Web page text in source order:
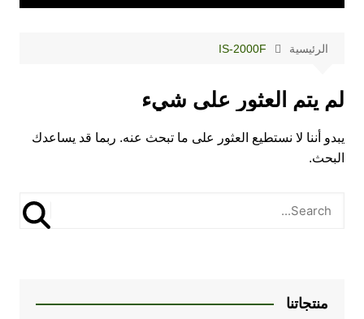
الرئيسية IS-2000F
لم يتم العثور على شيء
يبدو أننا لا نستطيع العثور على ما تبحث عنه. ربما قد يساعدك
البحث.
منتجاتنا